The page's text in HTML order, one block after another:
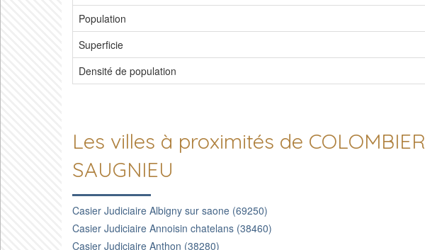
Population
Superficie
Densité de population
Les villes à proximités de COLOMBIER
SAUGNIEU
Casier Judiciaire Albigny sur saone (69250)
Casier Judiciaire Annoisin chatelans (38460)
Casier Judiciaire Anthon (38280)